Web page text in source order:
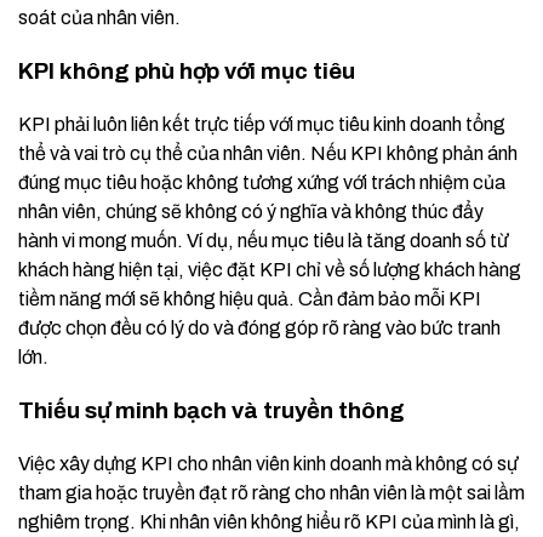
soát của nhân viên.
KPI không phù hợp với mục tiêu
KPI phải luôn liên kết trực tiếp với mục tiêu kinh doanh tổng
thể và vai trò cụ thể của nhân viên. Nếu KPI không phản ánh
đúng mục tiêu hoặc không tương xứng với trách nhiệm của
nhân viên, chúng sẽ không có ý nghĩa và không thúc đẩy
hành vi mong muốn. Ví dụ, nếu mục tiêu là tăng doanh số từ
khách hàng hiện tại, việc đặt KPI chỉ về số lượng khách hàng
tiềm năng mới sẽ không hiệu quả. Cần đảm bảo mỗi KPI
được chọn đều có lý do và đóng góp rõ ràng vào bức tranh
lớn.
Thiếu sự minh bạch và truyền thông
Việc xây dựng KPI cho nhân viên kinh doanh mà không có sự
tham gia hoặc truyền đạt rõ ràng cho nhân viên là một sai lầm
nghiêm trọng. Khi nhân viên không hiểu rõ KPI của mình là gì,